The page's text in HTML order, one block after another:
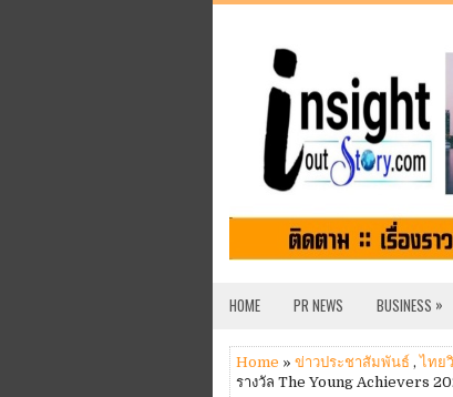
HOME PR NEWS BUSINESS »
Home » ข่าวประชาสัมพันธ์ ,ไทย
รางวัล The Young Achievers